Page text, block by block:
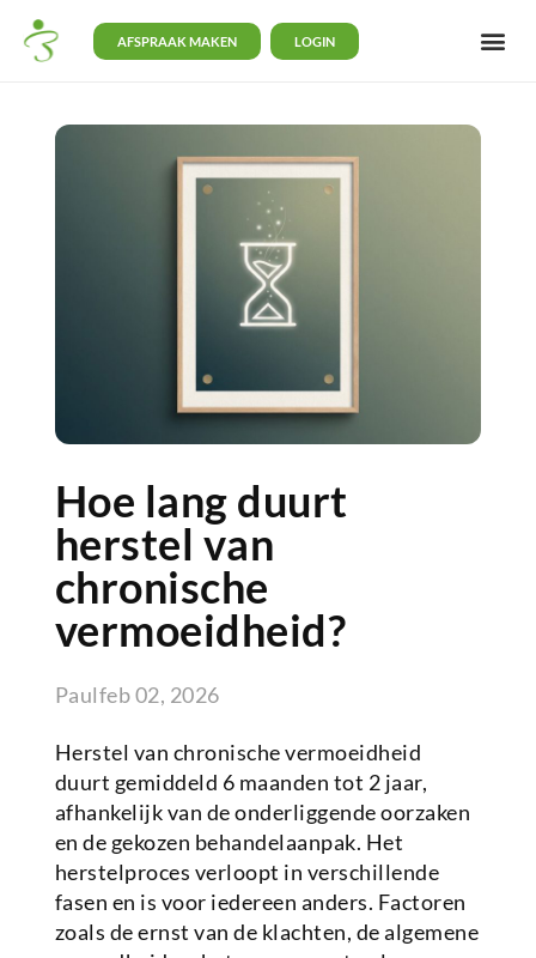
AFSPRAAK MAKEN LOGIN
Hoe lang duurt
herstel van
chronische
vermoeidheid?
Paulfeb 02, 2026
Herstel van chronische vermoeidheid
duurt gemiddeld 6 maanden tot 2 jaar,
afhankelijk van de onderliggende oorzaken
en de gekozen behandelaanpak. Het
herstelproces verloopt in verschillende
fasen en is voor iedereen anders. Factoren
zoals de ernst van de klachten, de algemene